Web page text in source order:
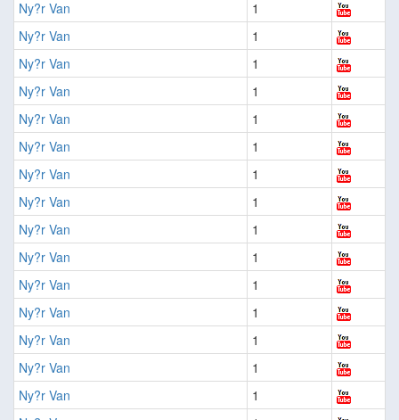
Ny?r Van
1
Ny?r Van
1
Ny?r Van
1
Ny?r Van
1
Ny?r Van
1
Ny?r Van
1
Ny?r Van
1
Ny?r Van
1
Ny?r Van
1
Ny?r Van
1
Ny?r Van
1
Ny?r Van
1
Ny?r Van
1
Ny?r Van
1
Ny?r Van
1